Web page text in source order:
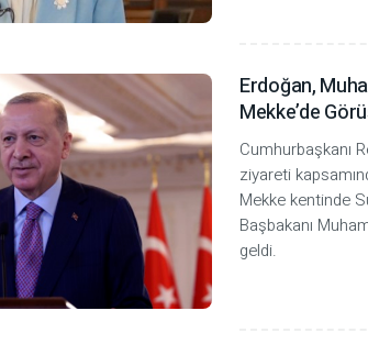
Erdoğan,
Mekke’de
Cumhurbaşkanı
ziyareti
Mekke kentinde
Başbakanı
geldi.